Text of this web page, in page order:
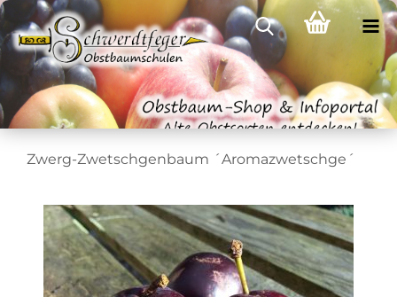
Zwerg-Zwetschgenbaum ´Aromazwetschge´